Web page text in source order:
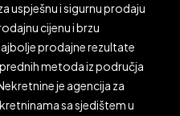
uspješnu i sigurnu prodaju
cijenu i brzu
prodajne rezultate
metoda iz područja
je agencija za
sa sjedištem u